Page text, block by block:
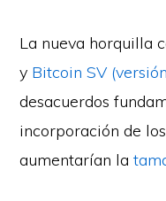
La nueva horquilla
y Bitcoin SV
desacuerdos
incorporación de
aumentarían la